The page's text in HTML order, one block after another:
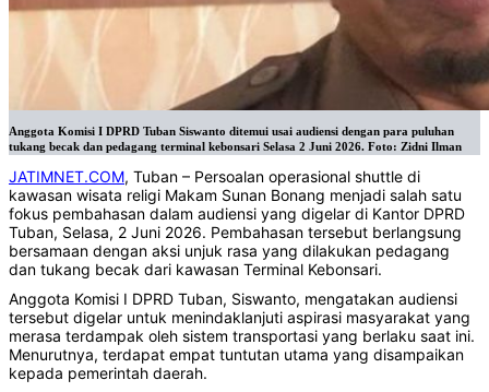
Anggota Komisi I DPRD Tuban Siswanto ditemui usai audiensi dengan para puluhan
tukang becak dan pedagang terminal kebonsari Selasa 2 Juni 2026. Foto: Zidni Ilman
JATIMNET.COM, Tuban – Persoalan operasional shuttle di
kawasan wisata religi Makam Sunan Bonang menjadi salah satu
fokus pembahasan dalam audiensi yang digelar di Kantor DPRD
Tuban, Selasa, 2 Juni 2026. Pembahasan tersebut berlangsung
bersamaan dengan aksi unjuk rasa yang dilakukan pedagang
dan tukang becak dari kawasan Terminal Kebonsari.
Anggota Komisi I DPRD Tuban, Siswanto, mengatakan audiensi
tersebut digelar untuk menindaklanjuti aspirasi masyarakat yang
merasa terdampak oleh sistem transportasi yang berlaku saat ini.
Menurutnya, terdapat empat tuntutan utama yang disampaikan
kepada pemerintah daerah.